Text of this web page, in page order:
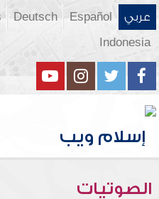
عربي Español
Deutsch
Indonesia
الصوتيات